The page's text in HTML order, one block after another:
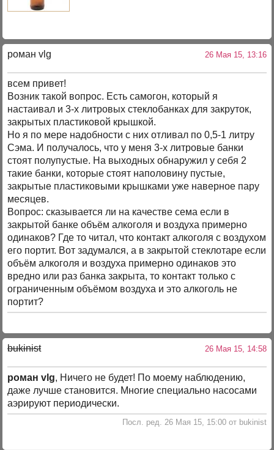
роман vlg 26 Мая 15, 13:16
всем привет!
Возник такой вопрос. Есть самогон, который я
настаивал и 3-х литровых стеклобанках для закруток,
закрытых пластиковой крышкой.
Но я по мере надобности с них отливал по 0,5-1 литру
Сэма. И получалось, что у меня 3-х литровые банки
стоят полупустые. На выходных обнаружил у себя 2
такие банки, которые стоят наполовину пустые,
закрытые пластиковыми крышками уже наверное пару
месяцев.
Вопрос: сказывается ли на качестве сема если в
закрытой банке объём алкоголя и воздуха примерно
одинаков? Где то читал, что контакт алкоголя с воздухом
его портит. Вот задумался, а в закрытой стеклотаре если
объём алкоголя и воздуха примерно одинаков это
вредно или раз банка закрыта, то контакт только с
ограниченным объёмом воздуха и это алкоголь не
портит?
bukinist 26 Мая 15, 14:58
роман vlg, Ничего не будет! По моему наблюдению,
даже лучше становится. Многие специально насосами
аэрируют периодически.
Посл. ред. 26 Мая 15, 15:00 от bukinist